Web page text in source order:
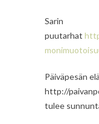
Sarin
puutarhat
Päiväpesän
http://
tulee